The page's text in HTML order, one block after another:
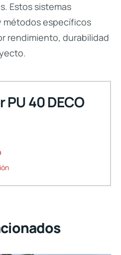
Estos sistemas
métodos específicos
rendimiento, durabilidad
PU 40 DECO